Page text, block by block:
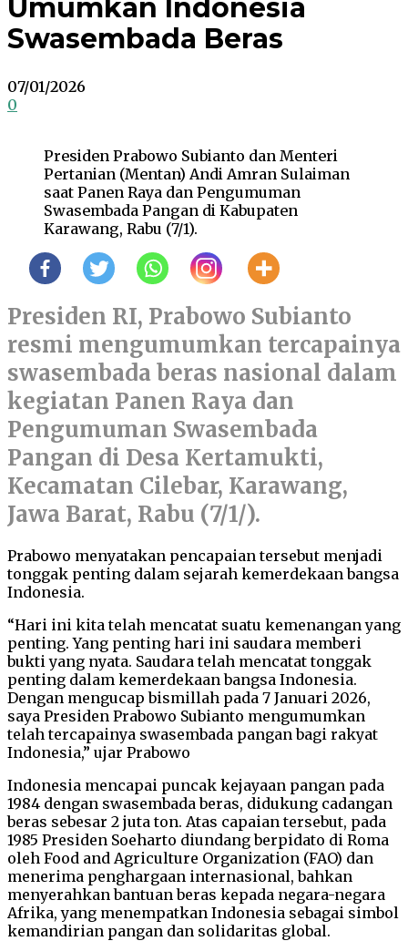
Umumkan Indonesia
Swasembada Beras
07/01/2026
0
Presiden Prabowo Subianto dan Menteri
Pertanian (Mentan) Andi Amran Sulaiman
saat Panen Raya dan Pengumuman
Swasembada Pangan di Kabupaten
Karawang, Rabu (7/1).
Presiden RI, Prabowo Subianto
resmi mengumumkan tercapainya
swasembada beras nasional dalam
kegiatan Panen Raya dan
Pengumuman Swasembada
Pangan di Desa Kertamukti,
Kecamatan Cilebar, Karawang,
Jawa Barat, Rabu (7/1/).
Prabowo menyatakan pencapaian tersebut menjadi
tonggak penting dalam sejarah kemerdekaan bangsa
Indonesia.
“Hari ini kita telah mencatat suatu kemenangan yang
penting. Yang penting hari ini saudara memberi
bukti yang nyata. Saudara telah mencatat tonggak
penting dalam kemerdekaan bangsa Indonesia.
Dengan mengucap bismillah pada 7 Januari 2026,
saya Presiden Prabowo Subianto mengumumkan
telah tercapainya swasembada pangan bagi rakyat
Indonesia,” ujar Prabowo
Indonesia mencapai puncak kejayaan pangan pada
1984 dengan swasembada beras, didukung cadangan
beras sebesar 2 juta ton. Atas capaian tersebut, pada
1985 Presiden Soeharto diundang berpidato di Roma
oleh Food and Agriculture Organization (FAO) dan
menerima penghargaan internasional, bahkan
menyerahkan bantuan beras kepada negara-negara
Afrika, yang menempatkan Indonesia sebagai simbol
kemandirian pangan dan solidaritas global.